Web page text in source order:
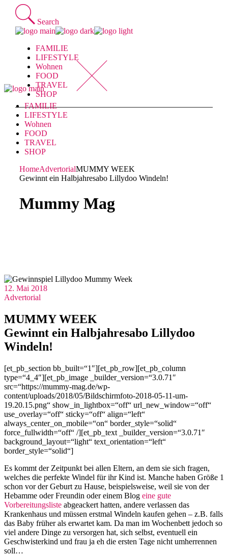
Skip
content
Search
FAMILIE
LIFESTYLE
Wohnen
FOOD
TRAVEL
SHOP
FAMILIE
LIFESTYLE
Wohnen
FOOD
TRAVEL
SHOP
HomeAdvertorialMUMMY WEEK
Gewinnt ein Halbjahresabo Lillydoo Windeln!
Mummy Mag
12. Mai 2018
Advertorial
MUMMY WEEK
Gewinnt ein Halbjahresabo Lillydoo
Windeln!
[et_pb_section bb_built=“1″][et_pb_row][et_pb_column
type=“4_4″][et_pb_image _builder_version=“3.0.71″
src=“https://mummy-mag.de/wp-
content/uploads/2018/05/Bildschirmfoto-2018-05-11-um-
19.20.15.png“ show_in_lightbox=“off“ url_new_window=“off“
use_overlay=“off“ sticky=“off“ align=“left“
always_center_on_mobile=“on“ border_style=“solid“
force_fullwidth=“off“ /][et_pb_text _builder_version=“3.0.71″
background_layout=“light“ text_orientation=“left“
border_style=“solid“]
Es kommt der Zeitpunkt bei allen Eltern, an dem sie sich fragen,
welches die perfekte Windel für ihr Kind ist. Manche haben Größe 1
schon vor der Geburt zu Hause, beispielsweise, weil sie von der
Hebamme oder Freundin oder einem Blog eine gute
Vorbereitungsliste abgeackert hatten, andere verlassen das
Krankenhaus und müssen erstmal Windeln kaufen gehen – z.B. falls
das Baby früher als erwartet kam. Da man im Wochenbett jedoch so
viel andere Dinge zu versorgen hat, sich selbst, eventuell ein
Geschwisterkind und frau ja eh die ersten Tage nicht umherrennen
soll…